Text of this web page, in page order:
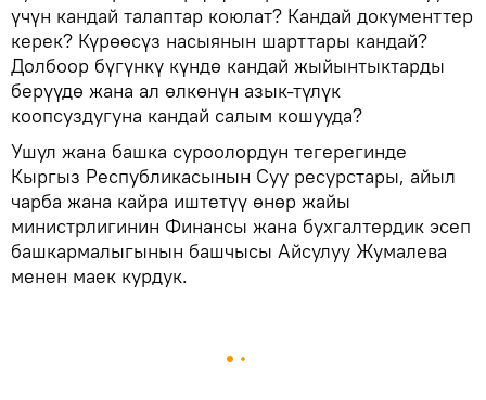
үчүн кандай талаптар коюлат? Кандай документтер
керек? Күрөөсүз насыянын шарттары кандай?
Долбоор бүгүнкү күндө кандай жыйынтыктарды
берүүдө жана ал өлкөнүн азык-түлүк
коопсуздугуна кандай салым кошууда?
Ушул жана башка суроолордун тегерегинде
Кыргыз Республикасынын Суу ресурстары, айыл
чарба жана кайра иштетүү өнөр жайы
министрлигинин Финансы жана бухгалтердик эсеп
башкармалыгынын башчысы Айсулуу Жумалева
менен маек курдук.